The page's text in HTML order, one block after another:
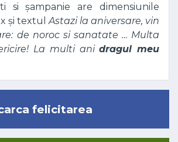
si șampanie are dimensiunile
și textulAstazi la aniversare, vin
de noroc si sanatate … Multa
La multi anidragul meu
felicitarea